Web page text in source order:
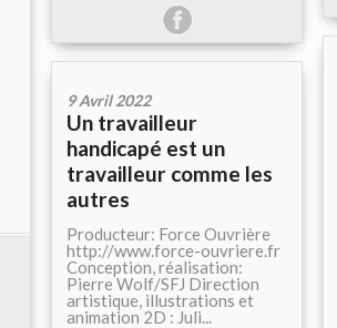
9 Avril 2022
Un travailleur
handicapé est un
travailleur comme les
autres
Producteur: Force Ouvrière
http://www.force-ouvriere.fr​​
Conception, réalisation:
Pierre Wolf/SFJ Direction
artistique, illustrations et
animation 2D : Juli...